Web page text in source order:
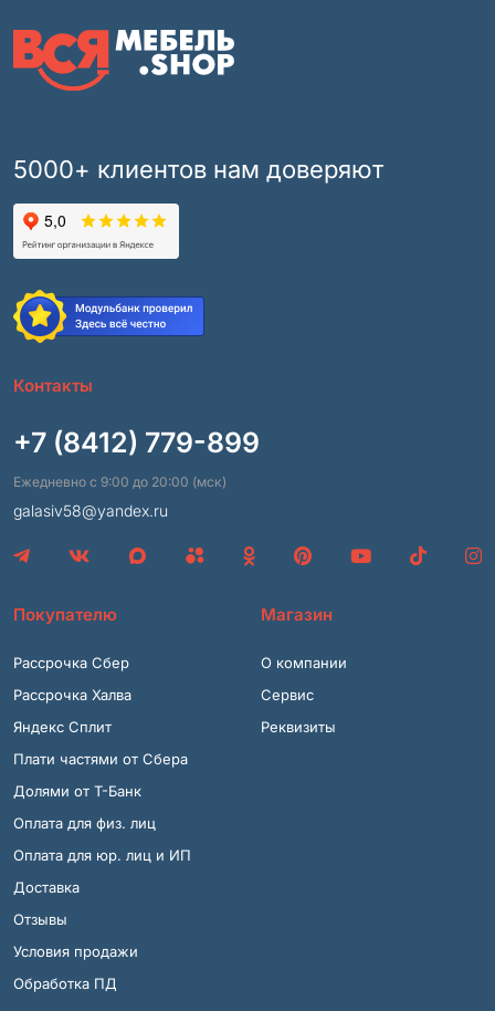
5000+ клиентов нам доверяют
Контакты
+7 (8412) 779-899
Ежедневно с 9:00 до 20:00 (мск)
galasiv58@yandex.ru
Покупателю
Рассрочка Сбер
Рассрочка Халва
Яндекс Сплит
Плати частями от Сбера
Долями от Т-Банк
Оплата для физ. лиц
Оплата для юр. лиц и ИП
Доставка
Отзывы
Условия продажи
Обработка ПД
Магазин
О компании
Сервис
Реквизиты